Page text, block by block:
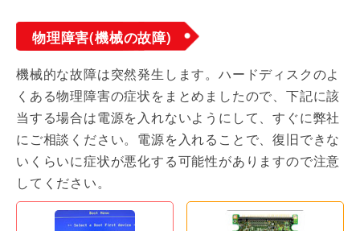
物理障害(機械の故障)
機械的な故障は突然発生します。ハードディスクのよ
くある物理障害の症状をまとめましたので、下記に該
当する場合は電源を入れないようにして、すぐに弊社
にご相談ください。電源を入れることで、復旧できな
いくらいに症状が悪化する可能性がありますので注意
してください。